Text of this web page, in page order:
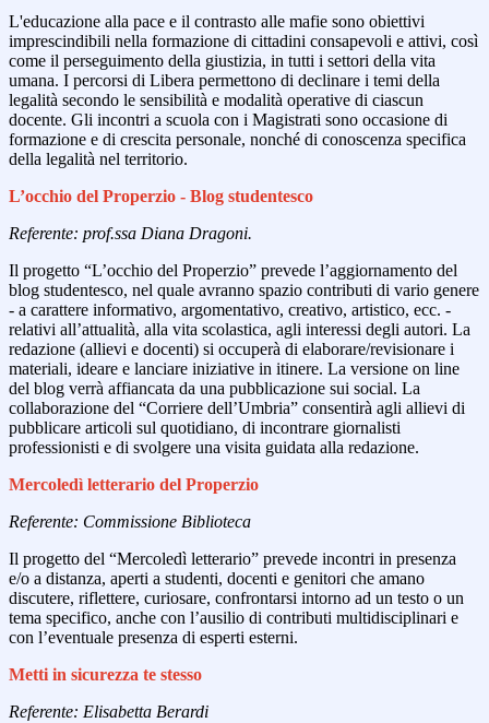
L'educazione alla pace e il contrasto alle mafie sono obiettivi
imprescindibili nella formazione di cittadini consapevoli e attivi, così
come il perseguimento della giustizia, in tutti i settori della vita
umana. I percorsi di Libera permettono di declinare i temi della
legalità secondo le sensibilità e modalità operative di ciascun
docente. Gli incontri a scuola con i Magistrati sono occasione di
formazione e di crescita personale, nonché di conoscenza specifica
della legalità nel territorio.
L’occhio del Properzio - Blog studentesco
Referente: prof.ssa Diana Dragoni.
Il progetto “L’occhio del Properzio” prevede l’aggiornamento del
blog studentesco, nel quale avranno spazio contributi di vario genere
- a carattere informativo, argomentativo, creativo, artistico, ecc. -
relativi all’attualità, alla vita scolastica, agli interessi degli autori. La
redazione (allievi e docenti) si occuperà di elaborare/revisionare i
materiali, ideare e lanciare iniziative in itinere. La versione on line
del blog verrà affiancata da una pubblicazione sui social. La
collaborazione del “Corriere dell’Umbria” consentirà agli allievi di
pubblicare articoli sul quotidiano, di incontrare giornalisti
professionisti e di svolgere una visita guidata alla redazione.
Mercoledì letterario del Properzio
Referente: Commissione Biblioteca
Il progetto del “Mercoledì letterario” prevede incontri in presenza
e/o a distanza, aperti a studenti, docenti e genitori che amano
discutere, riflettere, curiosare, confrontarsi intorno ad un testo o un
tema specifico, anche con l’ausilio di contributi multidisciplinari e
con l’eventuale presenza di esperti esterni.
Metti in sicurezza te stesso
Referente: Elisabetta Berardi